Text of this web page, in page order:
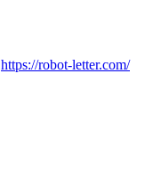
https://robot-letter.com/